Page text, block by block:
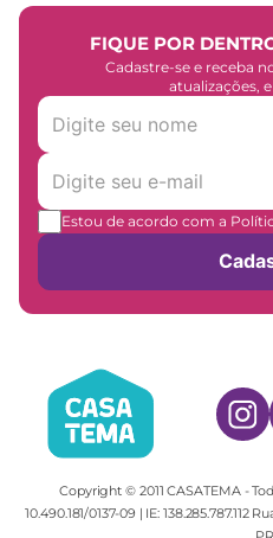
FIQUE POR
Cadastre-se e receba
atualizações,
Estou de acordo com a
Copyright © 2011 CASATEMA -
10.490.181/0137-09 | IE: 138.285.787.112